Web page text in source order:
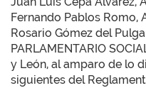
Fernando Pablos Romo,
Rosario Gómez del
PARLAMENTARIO
y León, al amparo de lo
siguientes del